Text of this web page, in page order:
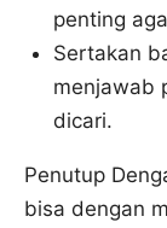
penting
Sertakan
menjawab
dicari.
Penutup
bisa dengan